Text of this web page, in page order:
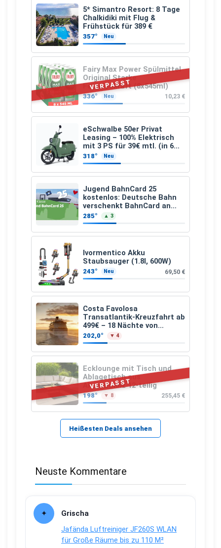
5* Simantro Resort: 8 Tage
Chalkidiki mit Flug &
Frühstück für 389 €
357° Neu
VERPASST
Fairy Max Power Spülmittel
Original Starke
Fettlösekraft (8x545ml)
336° Neu 10,23 €
eSchwalbe 50er Privat
Leasing – 100% Elektrisch
mit 3 PS für 39€ mtl. (in 6
schicken Farben LF: 0.43, 36
Monate, Bereitstellung:
159,00 €, 2.500 km/Jahr)
318° Neu
Jugend BahnCard 25
kostenlos: Deutsche Bahn
verschenkt BahnCard an
Kinder und Jugendliche
285° ▲ 3
Ivormentico Akku
Staubsauger (1.8l, 600W)
243° Neu 69,50 €
Costa Favolosa
Transatlantik-Kreuzfahrt ab
499€ – 18 Nächte von
Hamburg nach Guadeloupe
202,0° ▼ 4
VERPASST
Ecklounge mit Tisch und
Ablagetisch aus
Akazienholz 12-teilig
198° ▼ 8 255,45 €
Heißesten Deals ansehen
Neuste Kommentare
Grischa
Jafända Luftreiniger JF260S WLAN
für Große Räume bis zu 110 M²